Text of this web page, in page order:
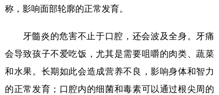
广东 广西
新疆 内蒙古 黑龙江
称，影响面部轮廓的正常发育。
牙髓炎的危害不止于口腔，还会波及全身。牙痛
会导致孩子不爱吃饭，尤其是需要咀嚼的肉类、蔬菜
和水果。长期如此会造成营养不良，影响身体和智力
的正常发育；口腔内的细菌和毒素可以通过根尖周的